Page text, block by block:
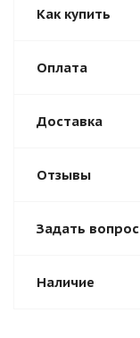
Как купить
Оплата
Доставка
Отзывы
Задать вопрос
Наличие